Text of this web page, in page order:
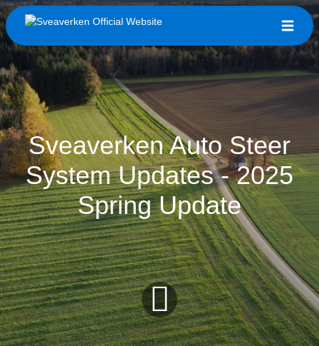
Sveaverken Auto Steer
System Updates - 2025
Spring Update